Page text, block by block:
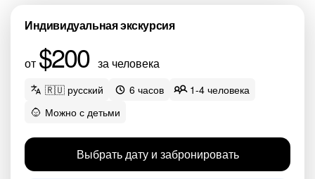
Индивидуальная экскурсия
от $200 за человека
🇷🇺 русский 6 часов
1-4 человека
Можно с детьми
Выбрать дату и забронировать